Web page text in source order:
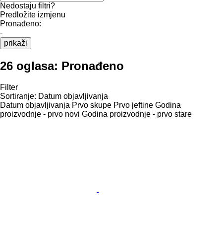
Nedostaju filtri?
Predložite izmjenu
Pronađeno:
-
prikaži
26 oglasa: Pronađeno
Filter
Sortiranje: Datum objavljivanja
Datum objavljivanja Prvo skupe Prvo jeftine Godina
proizvodnje - prvo novi Godina proizvodnje - prvo stare